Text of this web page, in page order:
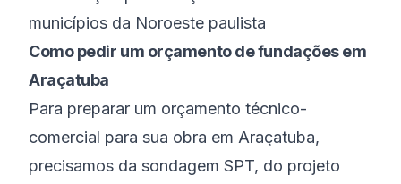
municípios da Noroeste paulista
Como pedir um orçamento de fundações em
Araçatuba
Para preparar um orçamento técnico-
comercial para sua obra em Araçatuba,
precisamos da sondagem SPT, do projeto